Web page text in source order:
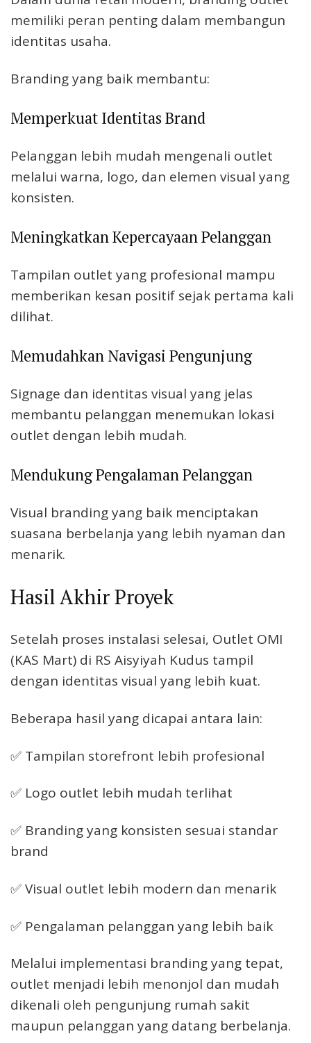
memiliki peran penting dalam membangun
identitas usaha.
Branding yang baik membantu:
Memperkuat Identitas Brand
Pelanggan lebih mudah mengenali outlet
melalui warna, logo, dan elemen visual yang
konsisten.
Meningkatkan Kepercayaan Pelanggan
Tampilan outlet yang profesional mampu
memberikan kesan positif sejak pertama kali
dilihat.
Memudahkan Navigasi Pengunjung
Signage dan identitas visual yang jelas
membantu pelanggan menemukan lokasi
outlet dengan lebih mudah.
Mendukung Pengalaman Pelanggan
Visual branding yang baik menciptakan
suasana berbelanja yang lebih nyaman dan
menarik.
Hasil Akhir Proyek
Setelah proses instalasi selesai, Outlet OMI
(KAS Mart) di RS Aisyiyah Kudus tampil
dengan identitas visual yang lebih kuat.
Beberapa hasil yang dicapai antara lain:
✅ Tampilan storefront lebih profesional
✅ Logo outlet lebih mudah terlihat
✅ Branding yang konsisten sesuai standar
brand
✅ Visual outlet lebih modern dan menarik
✅ Pengalaman pelanggan yang lebih baik
Melalui implementasi branding yang tepat,
outlet menjadi lebih menonjol dan mudah
dikenali oleh pengunjung rumah sakit
maupun pelanggan yang datang berbelanja.